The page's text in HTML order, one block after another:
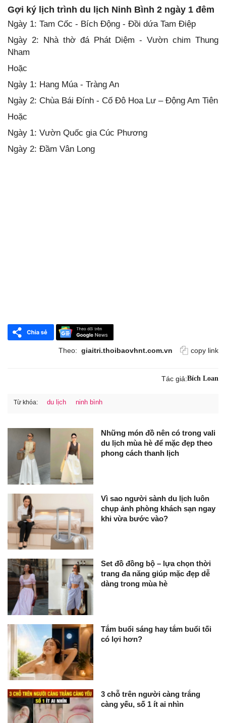
Gợi ký lịch trình du lịch Ninh Bình 2 ngày 1 đêm
Ngày 1: Tam Cốc - Bích Động - Đồi dứa Tam Điệp
Ngày 2: Nhà thờ đá Phát Diệm - Vườn chim Thung
Nham
Hoặc
Ngày 1: Hang Múa - Tràng An
Ngày 2: Chùa Bái Đính - Cố Đô Hoa Lư – Động Am Tiên
Hoặc
Ngày 1: Vườn Quốc gia Cúc Phương
Ngày 2: Đầm Vân Long
Theo: giaitri.thoibaovhnt.com.vn copy link
Tác giả:Bích Loan
Từ khóa: du lịch ninh bình
Những món đồ nên có trong vali
du lịch mùa hè để mặc đẹp theo
phong cách thanh lịch
Vì sao người sành du lịch luôn
chụp ảnh phòng khách sạn ngay
khi vừa bước vào?
Set đồ đồng bộ – lựa chọn thời
trang đa năng giúp mặc đẹp dễ
dàng trong mùa hè
Tắm buổi sáng hay tắm buổi tối
có lợi hơn?
3 chỗ trên người càng trắng
càng yếu, số 1 ít ai nhìn